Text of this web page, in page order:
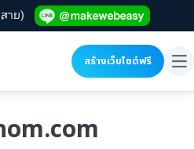
าย)
สร้างเว็บไซต์ฟรี